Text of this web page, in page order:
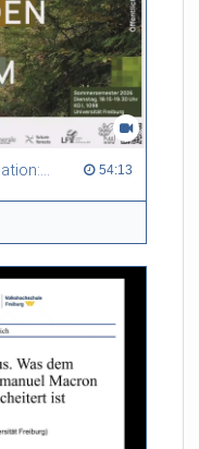
Between tradition and transformation: how owners, advisers and institutions co-create knowledge for resilient forests in Europe 54:13